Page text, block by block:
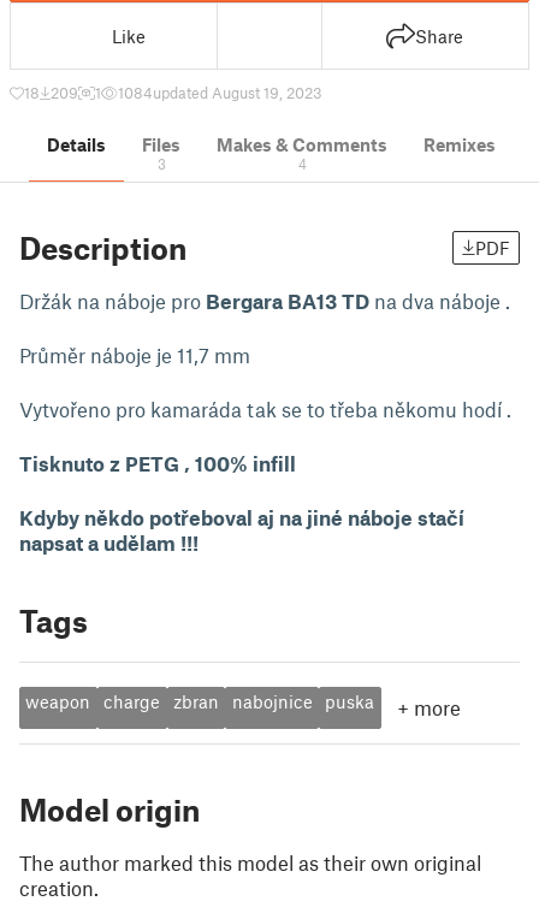
Like Share
18 209 1 1084updated August 19, 2023
Details Files
3
Makes & Comments
4
Remixes
Description PDF
Držák na náboje pro Bergara BA13 TD na dva náboje .
Průměr náboje je 11,7 mm
Vytvořeno pro kamaráda tak se to třeba někomu hodí .
Tisknuto z PETG , 100% infill
Kdyby někdo potřeboval aj na jiné náboje stačí
napsat a udělam !!!
Tags
weapon charge zbran nabojnice puska + more
Model origin
The author marked this model as their own original
creation.